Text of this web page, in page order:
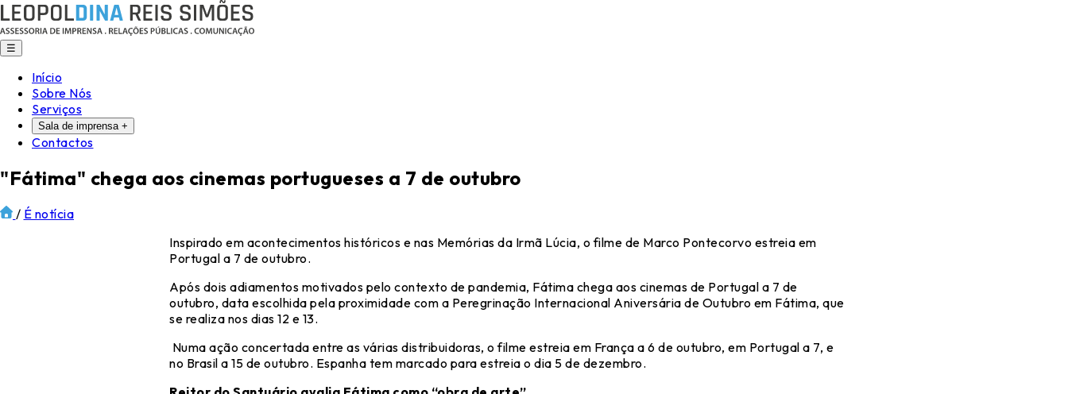
☰
Início
Sobre Nós
Serviços
Sala de imprensa +
Contactos
"Fátima" chega aos cinemas portugueses a 7 de outubro
/ É notícia
Inspirado em acontecimentos históricos e nas Memórias da Irmã Lúcia, o filme de Marco Pontecorvo estreia em
Portugal a 7 de outubro.
Após dois adiamentos motivados pelo contexto de pandemia, Fátima chega aos cinemas de Portugal a 7 de
outubro, data escolhida pela proximidade com a Peregrinação Internacional Aniversária de Outubro em Fátima, que
se realiza nos dias 12 e 13.
Numa ação concertada entre as várias distribuidoras, o filme estreia em França a 6 de outubro, em Portugal a 7, e
no Brasil a 15 de outubro. Espanha tem marcado para estreia o dia 5 de dezembro.